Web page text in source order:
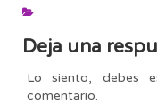
Deja una
Lo siento, debes
comentario.